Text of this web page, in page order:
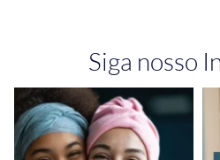
Siga nosso